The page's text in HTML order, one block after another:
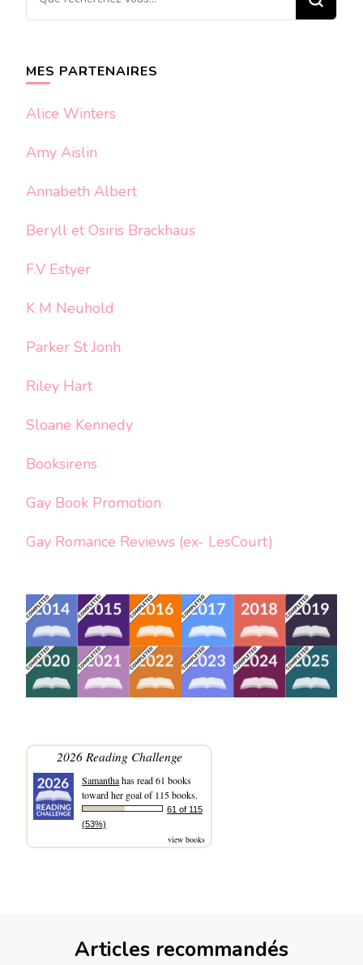
recherchiez
MES PARTENAIRES
Alice Winters
Amy Aislin
Annabeth Albert
Beryll et Osiris Brackhaus
F.V Estyer
K M Neuhold
Parker St Jonh
Riley Hart
Sloane Kennedy
Booksirens
Gay Book Promotion
Gay Romance Reviews (ex- LesCourt)
2026 Reading Challenge
Samanthahas read 61 books
toward her goal of 115 books.
61 of 115
(53%)
view books
Articles recommandés